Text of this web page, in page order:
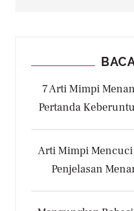
7 Arti Mimpi
Pertanda
Arti Mimpi Mencuci
Penjelasan